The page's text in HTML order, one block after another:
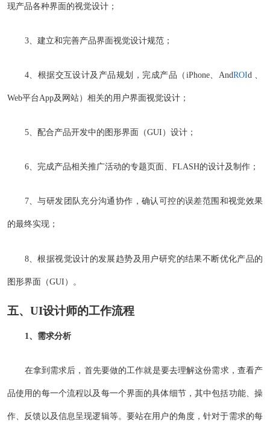
现产品各种界面的视觉设计；
3、建立和完善产品界面视觉设计规范；
4、根据交互设计及产品规划，完成产品（iPhone、AndROId 、
Web平台App及网站）相关的用户界面视觉设计；
5、配合产品开发中的图形界面（GUI）设计；
6、完成产品相关推广活动的专题页面、FLASH的设计及制作；
7、与研发团队充分沟通协作，确认可控的误差范围和视觉效果
的最终实现；
8、根据视觉设计的发展趋势及用户研究的结果不断优化产品的
图形界面（GUI）。
五、UI设计师的工作流程
1、需求分析
在拿到需求后，首先要做的工作就是要去理解这份需求，查看产
品使用的每一个流程以及每一个界面的具体细节，其中包括功能、操
作、反馈以及信息呈现逻辑等。要站在用户的角度，针对于需求的每